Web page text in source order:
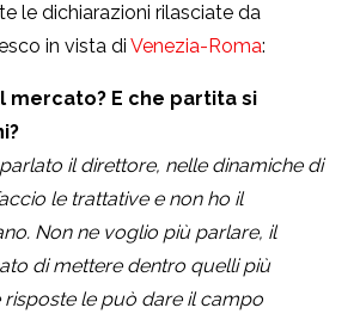
le dichiarazioni rilasciate da
in vista di Venezia-Roma:
mercato? E che partita si
il direttore, nelle dinamiche di
le trattative e non ho il
Non ne voglio più parlare, il
di mettere dentro quelli più
le può dare il campo